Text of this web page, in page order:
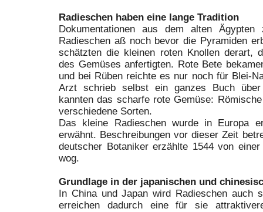
Radieschen haben eine lange Tradition
Dokumentationen aus dem alten
Radieschen aß noch bevor die Pyramiden
schätzten die kleinen roten Knollen derart,
des Gemüses anfertigten. Rote Bete
und bei Rüben reichte es nur noch für Blei-
Arzt schrieb selbst ein ganzes Buch
kannten das scharfe rote Gemüse:
verschiedene Sorten.
Das kleine Radieschen wurde in Europa
erwähnt. Beschreibungen vor dieser Zeit
deutscher Botaniker erzählte 1544 von
wog.
Grundlage in der japanischen und
In China und Japan wird Radieschen auch
erreichen dadurch eine für sie